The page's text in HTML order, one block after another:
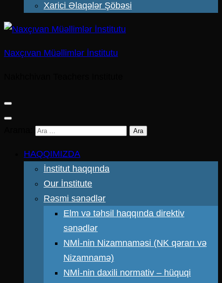
Xarici Əlaqələr Şöbəsi
Naxçıvan Müəllimlər İnstitutu
HAQQIMIZDA
İnstitut haqqında
Our İnstitute
Rəsmi sənədlər
Elm və təhsil haqqında direktiv
sənədlər
NMİ-nin Nizamnaməsi (NK qərarı və
Nizamnamə)
NMİ-nin daxili normativ – hüquqi